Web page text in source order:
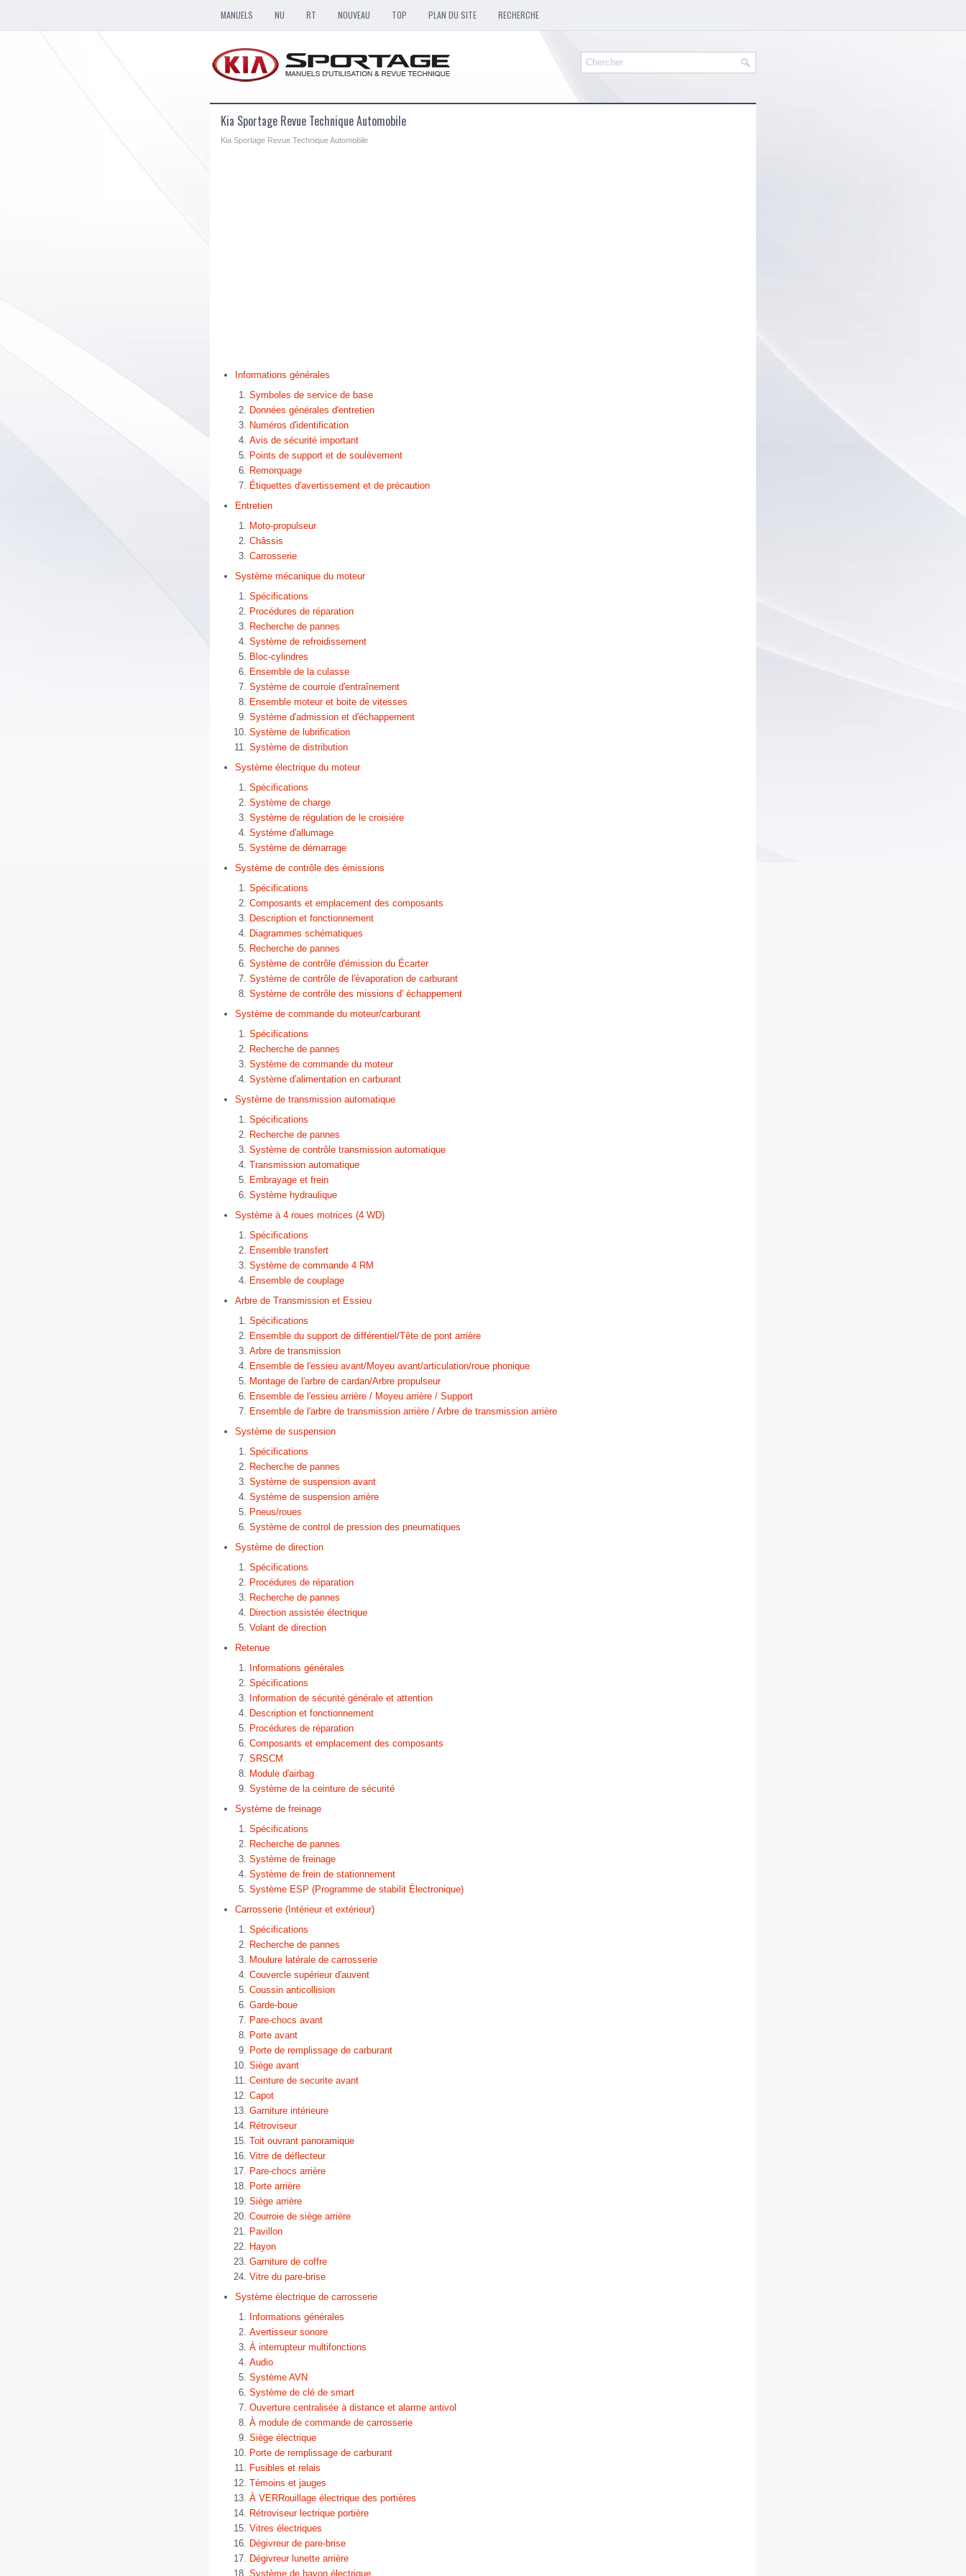
MANUELS NU RT NOUVEAU TOP PLAN DU SITE RECHERCHE
Kia Sportage Revue Technique Automobile
Kia Sportage Revue Technique Automobile
Informations générales
Symboles de service de base
Données générales d′entretien
Numéros d'identification
Avis de sécurité important
Points de support et de soulèvement
Remorquage
Étiquettes d'avertissement et de précaution
Entretien
Moto-propulseur
Châssis
Carrosserie
Système mécanique du moteur
Spécifications
Procédures de réparation
Recherche de pannes
Système de refroidissement
Bloc-cylindres
Ensemble de la culasse
Système de courroie d'entraînement
Ensemble moteur et boite de vitesses
Système d′admission et d′échappement
Système de lubrification
Système de distribution
Système électrique du moteur
Spécifications
Système de charge
Système de régulation de le croisiére
Système d′allumage
Système de démarrage
Système de contrôle des émissions
Spécifications
Composants et emplacement des composants
Description et fonctionnement
Diagrammes schématiques
Recherche de pannes
Système de contrôle d′émission du Écarter
Système de contrôle de l′évaporation de carburant
Système de contrôle des missions d′ échappement
Système de commande du moteur/carburant
Spécifications
Recherche de pannes
Système de commande du moteur
Système d′alimentation en carburant
Système de transmission automatique
Spécifications
Recherche de pannes
Système de contrôle transmission automatique
Transmission automatique
Embrayage et frein
Système hydraulique
Système à 4 roues motrices (4 WD)
Spécifications
Ensemble transfert
Système de commande 4 RM
Ensemble de couplage
Arbre de Transmission et Essieu
Spécifications
Ensemble du support de différentiel/Tête de pont arrière
Arbre de transmission
Ensemble de l′essieu avant/Moyeu avant/articulation/roue phonique
Montage de l′arbre de cardan/Arbre propulseur
Ensemble de l′essieu arrière / Moyeu arrière / Support
Ensemble de l′arbre de transmission arrière / Arbre de transmission arrière
Système de suspension
Spécifications
Recherche de pannes
Système de suspension avant
Système de suspension arrière
Pneus/roues
Système de control de pression des pneumatiques
Système de direction
Spécifications
Procédures de réparation
Recherche de pannes
Direction assistée électrique
Volant de direction
Retenue
Informations générales
Spécifications
Information de sécurité générale et attention
Description et fonctionnement
Procédures de réparation
Composants et emplacement des composants
SRSCM
Module d′airbag
Système de la ceinture de sécurité
Système de freinage
Spécifications
Recherche de pannes
Système de freinage
Système de frein de stationnement
Système ESP (Programme de stabilit Électronique)
Carrosserie (Intérieur et extérieur)
Spécifications
Recherche de pannes
Moulure latérale de carrosserie
Couvercle supérieur d′auvent
Coussin anticollision
Garde-boue
Pare-chocs avant
Porte avant
Porte de remplissage de carburant
Siège avant
Ceinture de securite avant
Capot
Garniture intérieure
Rétroviseur
Toit ouvrant panoramique
Vitre de déflecteur
Pare-chocs arrière
Porte arrière
Siège arrière
Courroie de siège arrière
Pavillon
Hayon
Garniture de coffre
Vitre du pare-brise
Système électrique de carrosserie
Informations générales
Avertisseur sonore
À interrupteur multifonctions
Audio
Système AVN
Système de clé de smart
Ouverture centralisée à distance et alarme antivol
À module de commande de carrosserie
Siège électrique
Porte de remplissage de carburant
Fusibles et relais
Témoins et jauges
À VERRouillage électrique des portières
Rétroviseur lectrique portière
Vitres électriques
Dégivreur de pare-brise
Dégivreur lunette arrière
Système de hayon électrique